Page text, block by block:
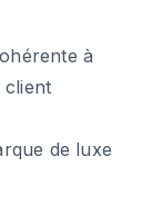
à
client
de luxe